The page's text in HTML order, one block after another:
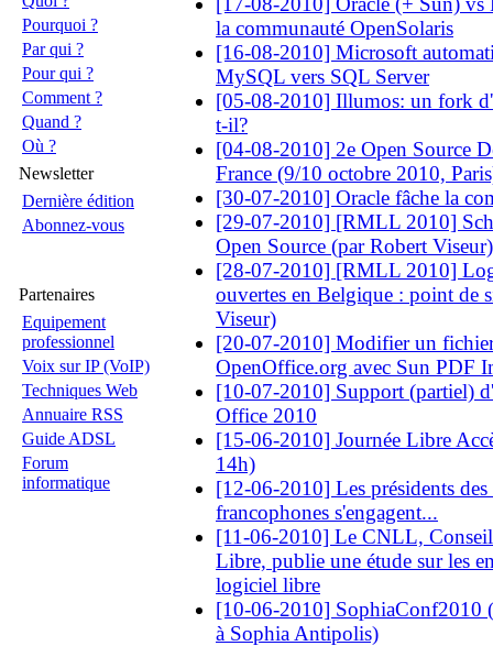
Pourquoi ?
Par qui ?
Pour qui ?
Comment ?
Quand ?
Où ?
Newsletter
Dernière édition
Abonnez-vous
Partenaires
Equipement
professionnel
Voix sur IP (VoIP)
Techniques Web
Annuaire RSS
Guide ADSL
Forum
informatique
la communauté OpenSolaris
[16-08-2010] Microsoft
MySQL vers SQL Server
[05-08-2010] Illumos: un fork
t-il?
[04-08-2010] 2e Open Source
France (9/10 octobre 2010,
[30-07-2010] Oracle fâche la
[29-07-2010] [RMLL 2010]
Open Source (par Robert Viseur)
[28-07-2010] [RMLL 2010]
ouvertes en Belgique : point de
Viseur)
[20-07-2010] Modifier un
OpenOffice.org avec Sun PDF
[10-07-2010] Support (partiel)
Office 2010
[15-06-2010] Journée Libre
14h)
[12-06-2010] Les présidents
francophones s'engagent...
[11-06-2010] Le CNLL,
Libre, publie une étude sur les
logiciel libre
[10-06-2010] SophiaConf2010
à Sophia Antipolis)